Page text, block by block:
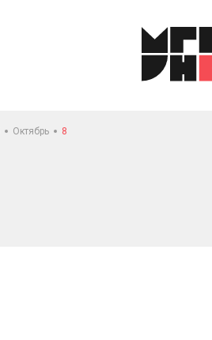
Октябрь 8